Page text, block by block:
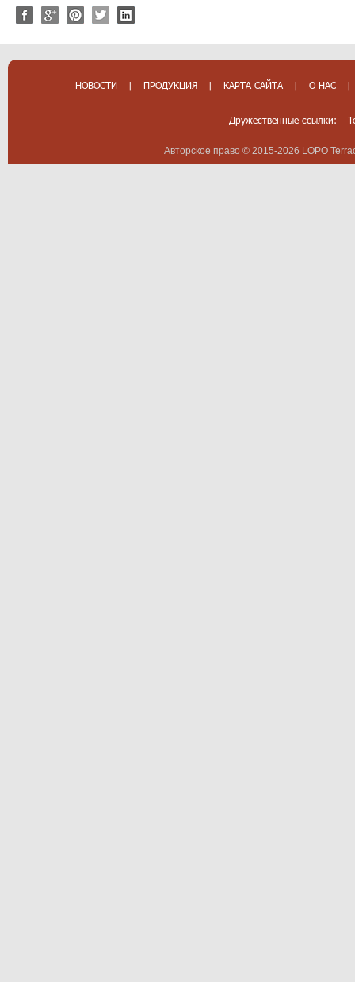
НОВОСТИ | ПРОДУКЦИЯ | КАРТА САЙТА | О НАС |
Дружественные ссылки:
Авторское право © 2015-2026 LOPO